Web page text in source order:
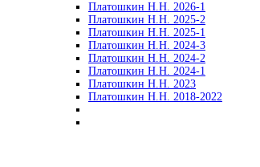
Платошкин Н.Н. 2026-1
Платошкин Н.Н. 2025-2
Платошкин Н.Н. 2025-1
Платошкин Н.Н. 2024-3
Платошкин Н.Н. 2024-2
Платошкин Н.Н. 2024-1
Платошкин Н.Н. 2023
Платошкин Н.Н. 2018-2022